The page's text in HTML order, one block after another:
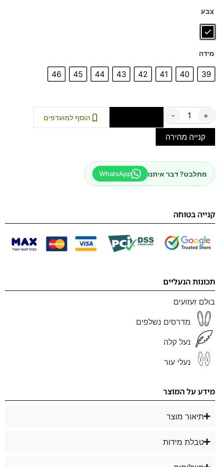
צבע
מידה
39
40
41
42
43
44
45
46
- + הוסף למועדפים
קנייה מהירה
מתלבט? דבר איתנו WhatsApp
קנייה בטוחה
תכונות הנעליים
בולם זעזועים
מדרסים נשלפים
נעל קלה
נעלי עור
מידע על המוצר
תיאור מוצר
טבלת מידות